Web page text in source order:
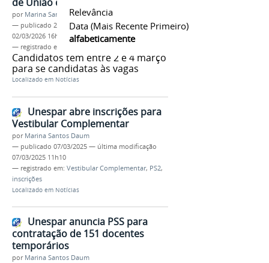
Relevância
Data (mais Recente Primeiro)
alfabeticamente
por Marina Santos Daum
— publicado 27/02/2026 —última modificação
02/03/2026 16h20
— registrado em:
Candidatos têm entre 2 e 4 março
para se candidatas às vagas
Localizado em Notícias
Unespar abre inscrições para
Vestibular Complementar
por Marina Santos Daum
— publicado 07/03/2025 — última modificação
07/03/2025 11h10
— registrado em: Vestibular Complementar, PS2,
inscrições
Localizado em Notícias
Unespar anuncia PSS para
contratação de 151 docentes
temporários
por Marina Santos Daum